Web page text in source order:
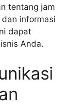
tentang jam
informasi
dapat
Anda.